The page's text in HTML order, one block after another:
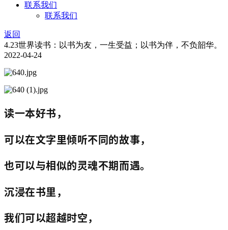
联系我们
联系我们
返回
4.23世界读书：以书为友，一生受益；以书为伴，不负韶华。
2022-04-24
读一本好书，
可以在文字里倾听不同的故事，
也可以与相似的灵魂不期而遇。
沉浸在书里，
我们可以超越时空，